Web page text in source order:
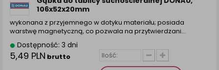
106x52x20mm
wykonana z przyjemnego w dotyku materiału; posiada
warstwę magnetyczną, co pozwala na przytwierdzani...
Dostępność: 3 dni
5,49 PLN brutto